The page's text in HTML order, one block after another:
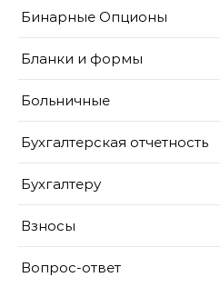
Бинарные Опционы
Бланки и формы
Больничные
Бухгалтерская отчетность
Бухгалтеру
Взносы
Вопрос-ответ